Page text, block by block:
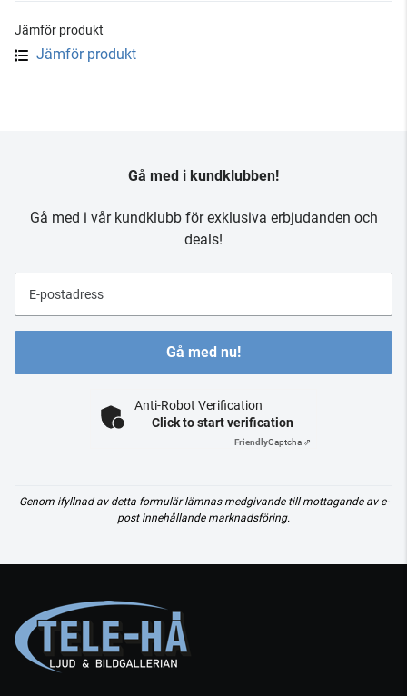
Jämför produkt
Jämför produkt
Gå med i kundklubben!
Gå med i vår kundklubb för exklusiva erbjudanden och
deals!
E-postadress
Gå med nu!
Anti-Robot Verification
Click to start verification
FriendlyCaptcha ⇗
Genom ifyllnad av detta formulär lämnas medgivande till mottagande av e-
post innehållande marknadsföring.